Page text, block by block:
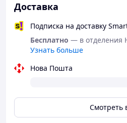
Доставка
Подписка на доставку
Бесплатно — в отделения
Узнать больше
Нова Пошта
Смотреть